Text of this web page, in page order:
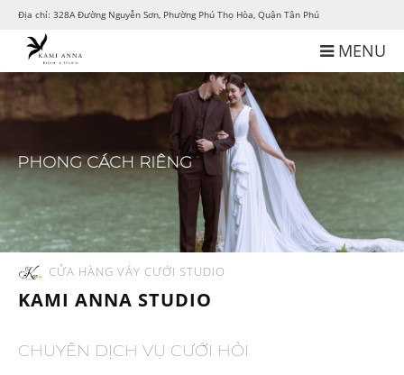
Địa chỉ: 328A Đường Nguyễn Sơn, Phường Phú Thọ Hòa, Quận Tân Phú
MENU
ẢNH CƯỚI ĐẸP
CHỤP ẢNH CƯỚI ĐẸP
PHONG CÁCH RIÊNG
ẢNH CƯỚI ĐỘC ĐÁO
CỬA HÀNG VÁY CƯỚI STUDIO
KAMI ANNA STUDIO
CHUYÊN DỊCH VỤ CƯỚI HỎI